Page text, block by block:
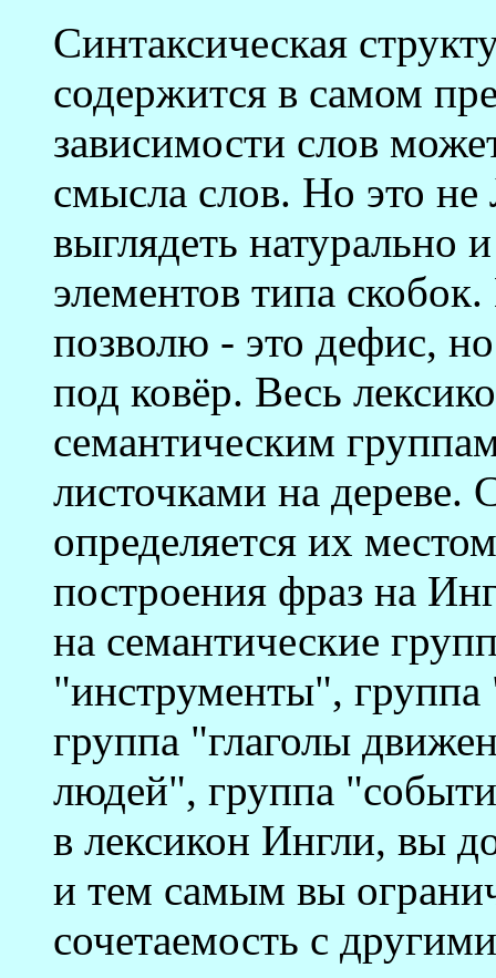
Синтаксическая
содержится в самом
зависимости слов
смысла слов. Но это
выглядеть натурально
элементов типа
позволю - это дефис,
под ковёр. Весь
семантическим
листочками на дереве.
определяется их
построения фраз на
на семантические
"инструменты",
группа "глаголы
людей", группа
в лексикон Ингли, вы
и тем самым вы
сочетаемость с